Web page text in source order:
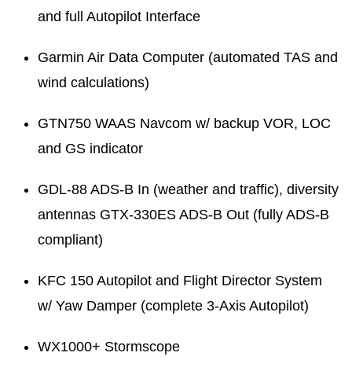
and full Autopilot Interface
Garmin Air Data Computer (automated TAS and
wind calculations)
GTN750 WAAS Navcom w/ backup VOR, LOC
and GS indicator
GDL-88 ADS-B In (weather and traffic), diversity
antennas GTX-330ES ADS-B Out (fully ADS-B
compliant)
KFC 150 Autopilot and Flight Director System
w/ Yaw Damper (complete 3-Axis Autopilot)
WX1000+ Stormscope